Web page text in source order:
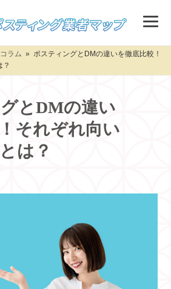
ラム » ポスティングとDMの違いを徹底比較！
？
とDMの違い
それぞれ向い
は？